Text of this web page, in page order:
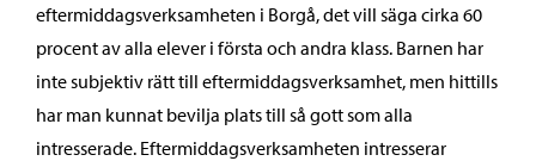
eftermiddagsverksamheten i Borgå, det vill säga cirka 60
procent av alla elever i första och andra klass. Barnen har
inte subjektiv rätt till eftermiddagsverksamhet, men hittills
har man kunnat bevilja plats till så gott som alla
intresserade. Eftermiddagsverksamheten intresserar